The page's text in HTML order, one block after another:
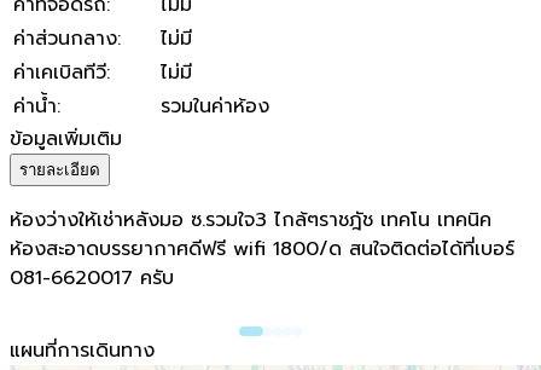
ค่าส่วนกลาง:
ไม่มี
ค่าเคเบิลทีวี:
ไม่มี
ค่าน้ำ:
รวมในค่าห้อง
ข้อมูลเพิ่มเติม
รายละเอียด
ห้องว่างให้เช่าหลังมอ ซ.รวมใจ3 ไกล้ๆราชฎัช เทคโน เทคนิค
ห้องสะอาดบรรยากาศดีฟรี wifi 1800/ด สนใจติดต่อได้ที่เบอร์
081-6620017 ครับ
แผนที่การเดินทาง